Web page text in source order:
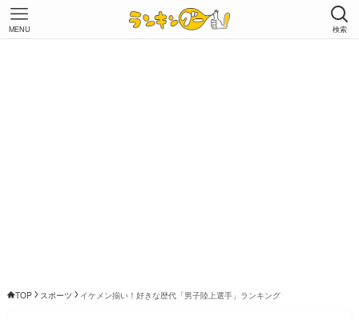
検索
MENU
TOP スポーツ イケメン揃い！好きな歴代「男子陸上選手」ランキング